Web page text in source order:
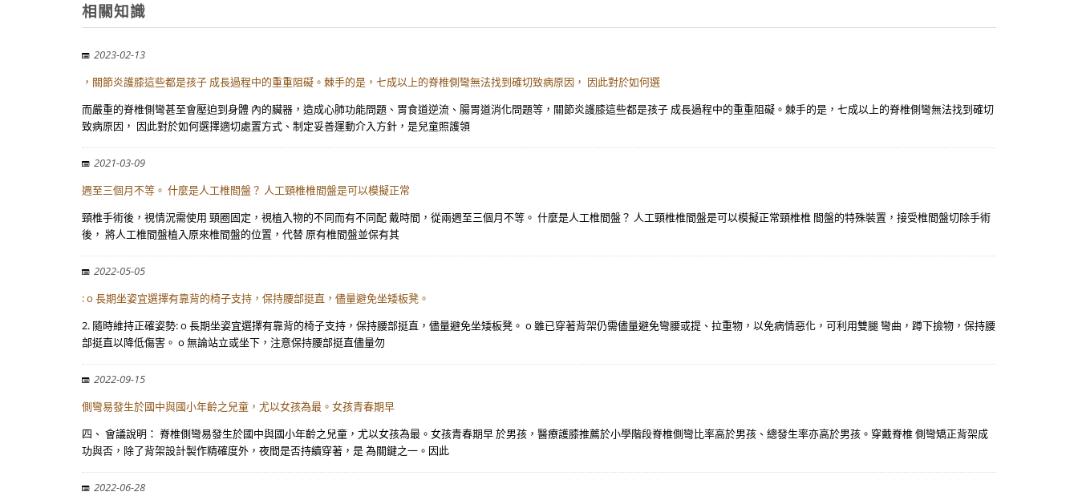
相關知識
2023-02-13
，關節炎護膝這些都是孩子 成長過程中的重重阻礙。棘手的是，七成以上的脊椎側彎無法找到確切致病原因， 因此對於如何選
而嚴重的脊椎側彎甚至會壓迫到身體 內的臟器，造成心肺功能問題、胃食道逆流、腸胃道消化問題等，關節炎護膝這些都是孩子 成長過程中的重重阻礙。棘手的是，七成以上的脊椎側彎無法找到確切
致病原因， 因此對於如何選擇適切處置方式、制定妥善運動介入方針，是兒童照護領
2021-03-09
週至三個月不等。 什麼是人工椎間盤？ 人工頸椎椎間盤是可以模擬正常
頸椎手術後，視情況需使用 頸圈固定，視植入物的不同而有不同配 戴時間，從兩週至三個月不等。 什麼是人工椎間盤？ 人工頸椎椎間盤是可以模擬正常頸椎椎 間盤的特殊裝置，接受椎間盤切除手術
後， 將人工椎間盤植入原來椎間盤的位置，代替 原有椎間盤並保有其
2022-05-05
: o 長期坐姿宜選擇有靠背的椅子支持，保持腰部挺直，儘量避免坐矮板凳。
2. 隨時維持正確姿勢: o 長期坐姿宜選擇有靠背的椅子支持，保持腰部挺直，儘量避免坐矮板凳。 o 雖已穿著背架仍需儘量避免彎腰或提、拉重物，以免病情惡化，可利用雙腿 彎曲，蹲下撿物，保持腰
部挺直以降低傷害。 o 無論站立或坐下，注意保持腰部挺直儘量勿
2022-09-15
側彎易發生於國中與國小年齡之兒童，尤以女孩為最。女孩青春期早
四、 會議說明： 脊椎側彎易發生於國中與國小年齡之兒童，尤以女孩為最。女孩青春期早 於男孩，醫療護膝推薦於小學階段脊椎側彎比率高於男孩、總發生率亦高於男孩。穿戴脊椎 側彎矯正背架成
功與否，除了背架設計製作精確度外，夜間是否持續穿著，是 為關鍵之一。因此
2022-06-28